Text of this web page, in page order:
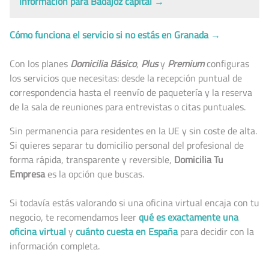
Cómo funciona el servicio si no estás en Granada →
Con los planes Domicilia Básico, Plusy Premiumconfiguras
los servicios que necesitas: desde la recepción puntual de
correspondencia hasta el reenvío de paquetería y la reserva
de la sala de reuniones para entrevistas o citas puntuales.
Sin permanencia para residentes en la UE y sin coste de alta.
Si quieres separar tu domicilio personal del profesional de
forma rápida, transparente y reversible, Domicilia Tu
Empresaes la opción que buscas.
Si todavía estás valorando si una oficina virtual encaja con tu
negocio, te recomendamos leerqué es exactamente una
oficina virtual ycuánto cuesta en Españapara decidir con la
información completa.